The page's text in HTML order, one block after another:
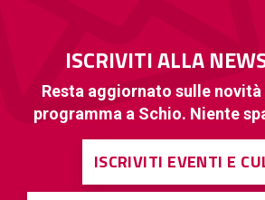
ISCRIVITI ALLA
Resta aggiornato sulle
programma a Schio. Niente
ISCRIVITI EVENTI E